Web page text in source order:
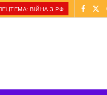
ВІЙНА З РФ